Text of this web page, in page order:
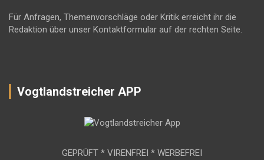
Für Anfragen, Themenvorschläge oder Kritik erreicht ihr die
Redaktion über unser Kontaktformular auf der rechten Seite.
Vogtlandstreicher APP
GEPRÜFT * VIRENFREI * WERBEFREI